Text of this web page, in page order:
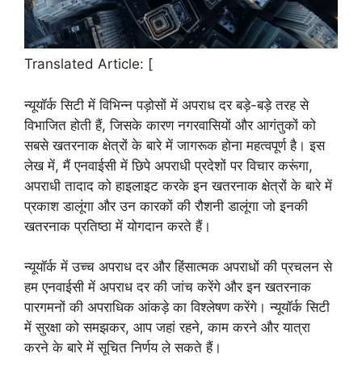
Translated Article: [
न्यूयॉर्क सिटी में विभिन्न पड़ोसों में अपराध दर बड़े-बड़े तरह से
विभाजित होती हैं, जिसके कारण नगरवासियों और आगंतुकों को
सबसे खतरनाक क्षेत्रों के बारे में जागरूक होना महत्वपूर्ण है। इस
लेख में, मैं एनवाईसी में छिपे अपराधी प्रदेशों पर विचार करूंगा,
अपराधी तादाद को हाइलाइट करके इन खतरनाक क्षेत्रों के बारे में
प्रकाश डालूंगा और उन कारकों की रौशनी डालूंगा जो इनकी
खतरनाक प्रतिष्ठा में योगदान करते हैं।
न्यूयॉर्क में उच्च अपराध दर और हिंसात्मक अपराधों की प्रचलन से
हम एनवाईसी में अपराध दर की जांच करेंगे और इन खतरनाक
पारगमनों की अपराधिक आंकड़े का विश्लेषण करेंगे। न्यूयॉर्क सिटी
में सुरक्षा को समझकर, आप जहां रहने, काम करने और यात्रा
करने के बारे में सूचित निर्णय ले सकते हैं।